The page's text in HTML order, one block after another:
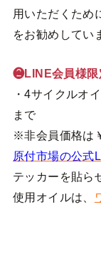
用いただくため
をお勧めしてい
❷LINE会員様限
・4サイクルオ
まで
※非会員価格は
原付市場の公式
テッカーを貼ら
使用オイルは、